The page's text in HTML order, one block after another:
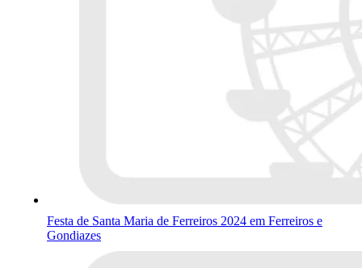
Festa de Santa Maria de Ferreiros 2024 em Ferreiros e
Gondiazes